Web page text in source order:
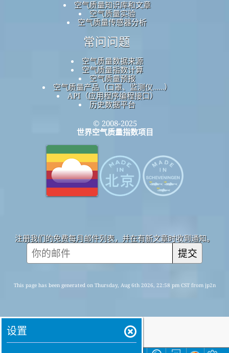
空气质量知识库和文章
空气质量实验
空气质量传感器分析
常问问题
空气质量数据来源
空气质量指数计算
空气质量预报
空气质量产品（口罩、监测仪……）
API（应用程序编程接口）
历史数据平台
© 2008-2025
世界空气质量指数项目
注册我们的免费每月邮件列表，并在有新文章时收到通知。
提交
This page has been generated on Thursday, Aug 6th 2026, 22:58 pm CST from jp2n
设置